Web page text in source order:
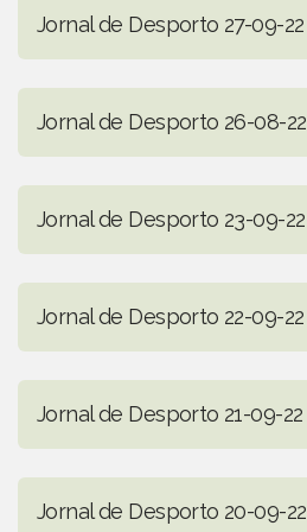
Jornal de Desporto 27-09-22
Jornal de Desporto 26-08-22
Jornal de Desporto 23-09-22
Jornal de Desporto 22-09-22
Jornal de Desporto 21-09-22
Jornal de Desporto 20-09-22